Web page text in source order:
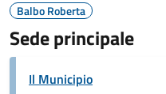
Balbo Roberta
Sede principale
Il Municipio